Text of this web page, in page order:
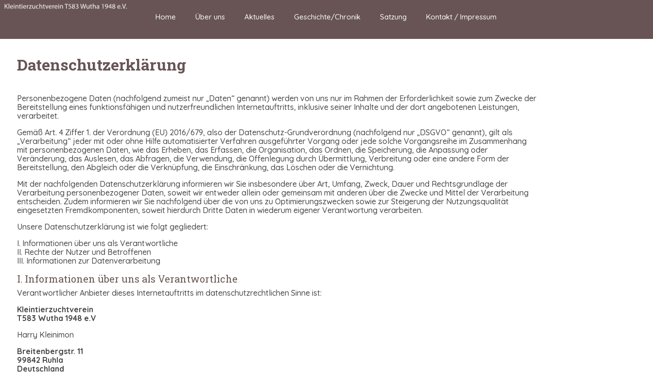
Home Über uns Aktuelles Geschichte/Chronik Satzung Kontakt / Impressum
Datenschutzerklärung
Personenbezogene Daten (nachfolgend zumeist nur „Daten“ genannt) werden von uns nur im Rahmen der Erforderlichkeit sowie zum Zwecke der
Bereitstellung eines funktionsfähigen und nutzerfreundlichen Internetauftritts, inklusive seiner Inhalte und der dort angebotenen Leistungen,
verarbeitet.
Gemäß Art. 4 Ziffer 1. der Verordnung (EU) 2016/679, also der Datenschutz-Grundverordnung (nachfolgend nur „DSGVO“ genannt), gilt als
„Verarbeitung“ jeder mit oder ohne Hilfe automatisierter Verfahren ausgeführter Vorgang oder jede solche Vorgangsreihe im Zusammenhang
mit personenbezogenen Daten, wie das Erheben, das Erfassen, die Organisation, das Ordnen, die Speicherung, die Anpassung oder
Veränderung, das Auslesen, das Abfragen, die Verwendung, die Offenlegung durch Übermittlung, Verbreitung oder eine andere Form der
Bereitstellung, den Abgleich oder die Verknüpfung, die Einschränkung, das Löschen oder die Vernichtung.
Mit der nachfolgenden Datenschutzerklärung informieren wir Sie insbesondere über Art, Umfang, Zweck, Dauer und Rechtsgrundlage der
Verarbeitung personenbezogener Daten, soweit wir entweder allein oder gemeinsam mit anderen über die Zwecke und Mittel der Verarbeitung
entscheiden. Zudem informieren wir Sie nachfolgend über die von uns zu Optimierungszwecken sowie zur Steigerung der Nutzungsqualität
eingesetzten Fremdkomponenten, soweit hierdurch Dritte Daten in wiederum eigener Verantwortung verarbeiten.
Unsere Datenschutzerklärung ist wie folgt gegliedert:
I. Informationen über uns als Verantwortliche
II. Rechte der Nutzer und Betroffenen
III. Informationen zur Datenverarbeitung
I. Informationen über uns als Verantwortliche
Verantwortlicher Anbieter dieses Internetauftritts im datenschutzrechtlichen Sinne ist:
Kleintierzuchtverein
T583 Wutha 1948 e.V
Harry Kleinimon
Breitenbergstr. 11
99842 Ruhla
Deutschland